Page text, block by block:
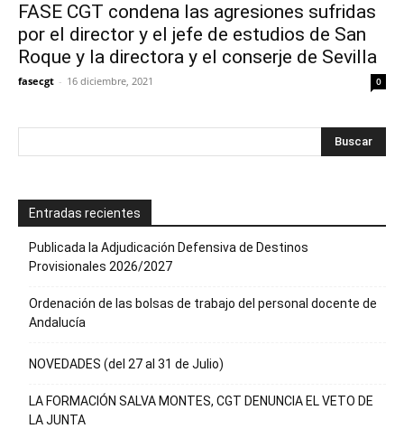
FASE CGT condena las agresiones sufridas
por el director y el jefe de estudios de San
Roque y la directora y el conserje de Sevilla
fasecgt - 16 diciembre, 2021 0
Entradas recientes
Publicada la Adjudicación Defensiva de Destinos
Provisionales 2026/2027
Ordenación de las bolsas de trabajo del personal docente de
Andalucía
NOVEDADES (del 27 al 31 de Julio)
LA FORMACIÓN SALVA MONTES, CGT DENUNCIA EL VETO DE
LA JUNTA